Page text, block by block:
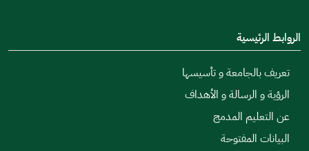
الروابط الرئيسية
تعريف بالجامعة و تأسيسها
الرؤية و الرسالة و الأهداف
عن التعليم المدمج
البيانات المفتوحة